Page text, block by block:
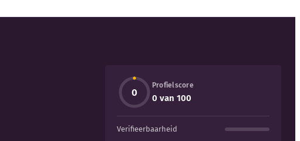
0
Profielscore
0 van 100
Verifieerbaarheid